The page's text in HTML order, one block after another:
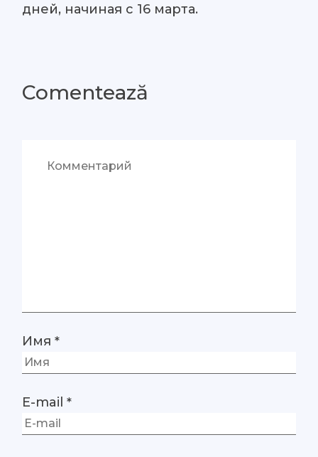
дней, начиная с 16 марта.
Comentează
Имя*
E-mail*